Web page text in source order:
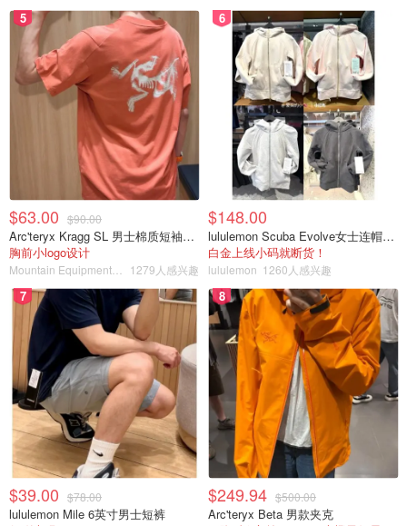
5
$63.00 $90.00
Arc'teryx Kragg SL 男士棉质短袖T恤
胸前小logo设计
1279人感兴趣
6
$148.00
lululemon Scuba Evolve女士连帽卫衣 全拉链
白金上线小码就断货！
lululemon 1260人感兴趣
7
$39.00 $78.00
lululemon Mile 6英寸男士短裤
8
$249.94 $500.00
Arc'teryx Beta 男款夹克